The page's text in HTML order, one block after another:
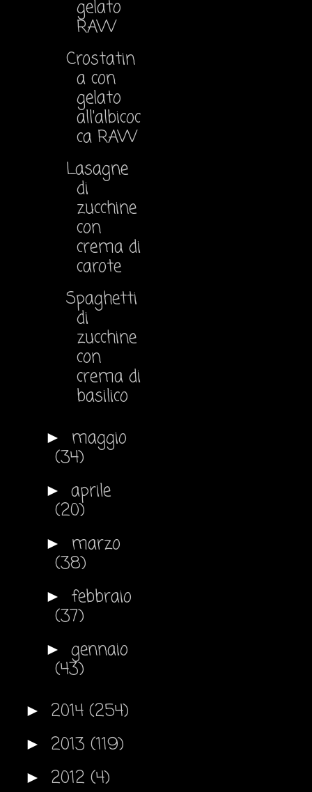
gelato
RAW
Crostatin
a con
gelato
all'albicoc
ca RAW
Lasagne
di
zucchine
con
crema di
carote
Spaghetti
di
zucchine
con
crema di
basilico
► maggio
(34)
► aprile
(20)
► marzo
(38)
► febbraio
(37)
► gennaio
(43)
► 2014 (254)
► 2013 (119)
► 2012 (4)